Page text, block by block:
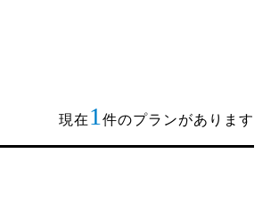
現在 1 件のプランがあります